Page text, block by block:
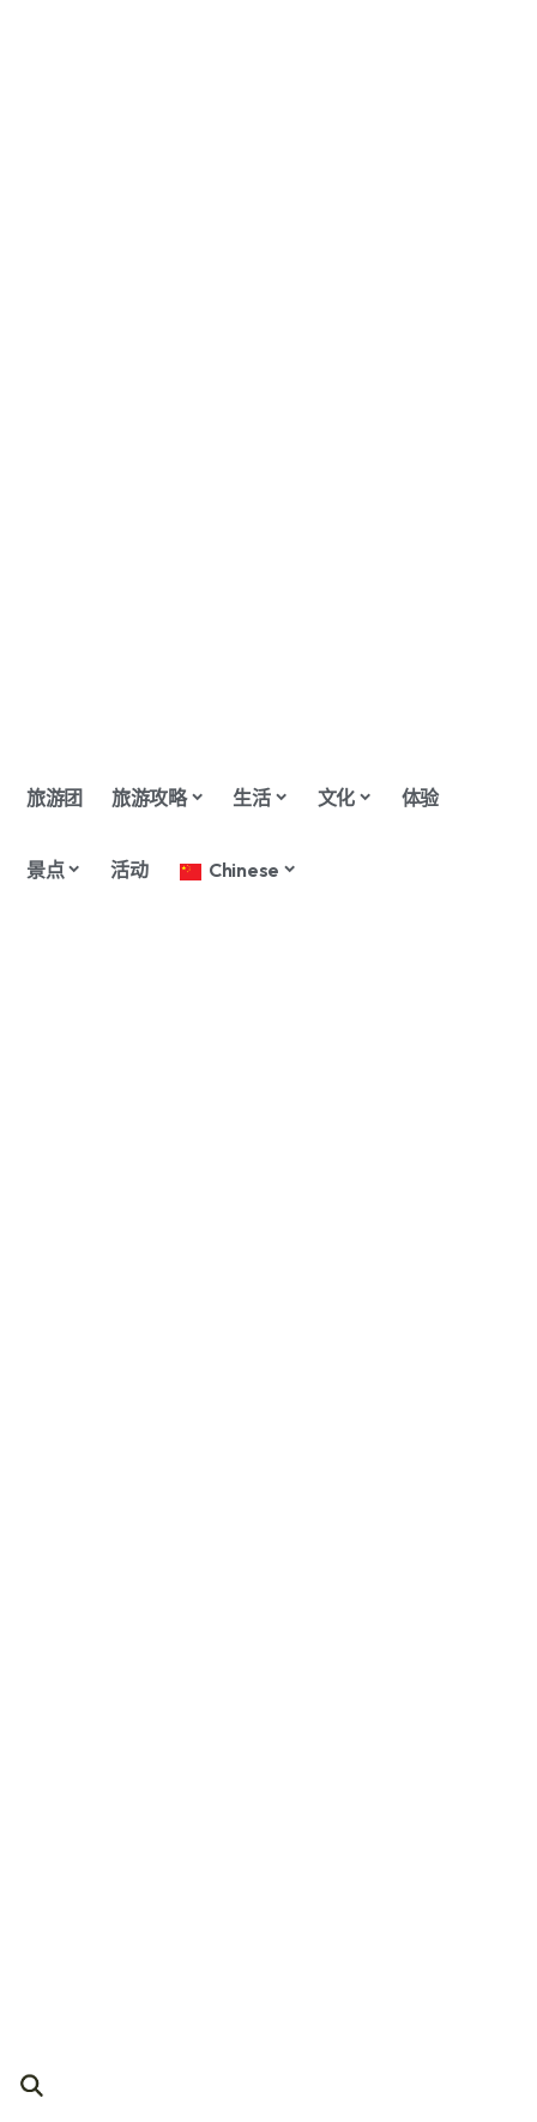
旅游团 旅游攻略 生活 文化 体验
景点 活动 Chinese